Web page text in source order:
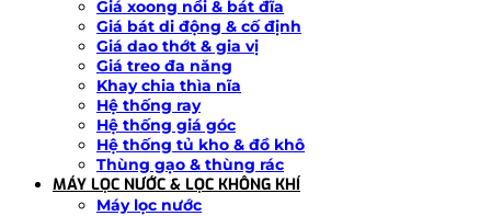
Giá xoong nồi & bát đĩa
Giá bát di động & cố định
Giá dao thớt & gia vị
Giá treo đa năng
Khay chia thìa nĩa
Hệ thống ray
Hệ thống giá góc
Hệ thống tủ kho & đồ khô
Thùng gạo & thùng rác
MÁY LỌC NƯỚC & LỌC KHÔNG KHÍ
Máy lọc nước